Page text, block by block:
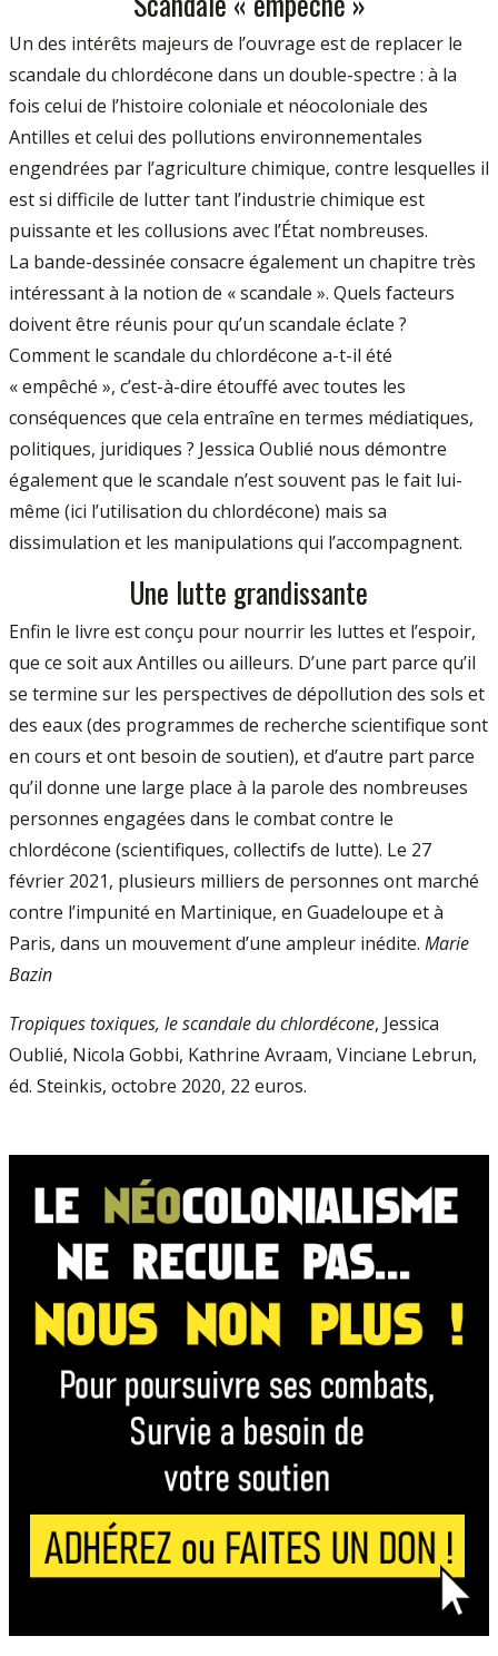
Un des intérêts majeurs de l’ouvrage est de replacer le
scandale du chlordécone dans un double-spectre : à la
fois celui de l’histoire coloniale et néocoloniale des
Antilles et celui des pollutions environnementales
engendrées par l’agriculture chimique, contre lesquelles il
est si difficile de lutter tant l’industrie chimique est
puissante et les collusions avec l’État nombreuses.
La bande-dessinée consacre également un chapitre très
intéressant à la notion de « scandale ». Quels facteurs
doivent être réunis pour qu’un scandale éclate ?
Comment le scandale du chlordécone a-t-il été
« empêché », c’est-à-dire étouffé avec toutes les
conséquences que cela entraîne en termes médiatiques,
politiques, juridiques ? Jessica Oublié nous démontre
également que le scandale n’est souvent pas le fait lui-
même (ici l’utilisation du chlordécone) mais sa
dissimulation et les manipulations qui l’accompagnent.
Une lutte grandissante
Enfin le livre est conçu pour nourrir les luttes et l’espoir,
que ce soit aux Antilles ou ailleurs. D’une part parce qu’il
se termine sur les perspectives de dépollution des sols et
des eaux (des programmes de recherche scientifique sont
en cours et ont besoin de soutien), et d’autre part parce
qu’il donne une large place à la parole des nombreuses
personnes engagées dans le combat contre le
chlordécone (scientifiques, collectifs de lutte). Le 27
février 2021, plusieurs milliers de personnes ont marché
contre l’impunité en Martinique, en Guadeloupe et à
Paris, dans un mouvement d’une ampleur inédite. Marie
Bazin
Tropiques toxiques, le scandale du chlordécone, Jessica
Oublié, Nicola Gobbi, Kathrine Avraam, Vinciane Lebrun,
éd. Steinkis, octobre 2020, 22 euros.